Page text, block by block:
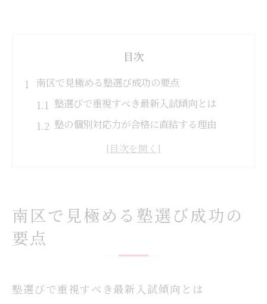
目次
南区で見極める塾選び成功の要点
塾選びで重視すべき最新入試傾向とは
塾の個別対応力が合格に直結する理由
塾の合格実績から見える信頼できる特徴
失敗しない塾決定方法を徹底解説
塾の無料体験を活用した見極め方
塾の学習環境が成績に与える影響
南区で見極める塾選び成功の
要点
塾選びで重視すべき最新入試傾向とは